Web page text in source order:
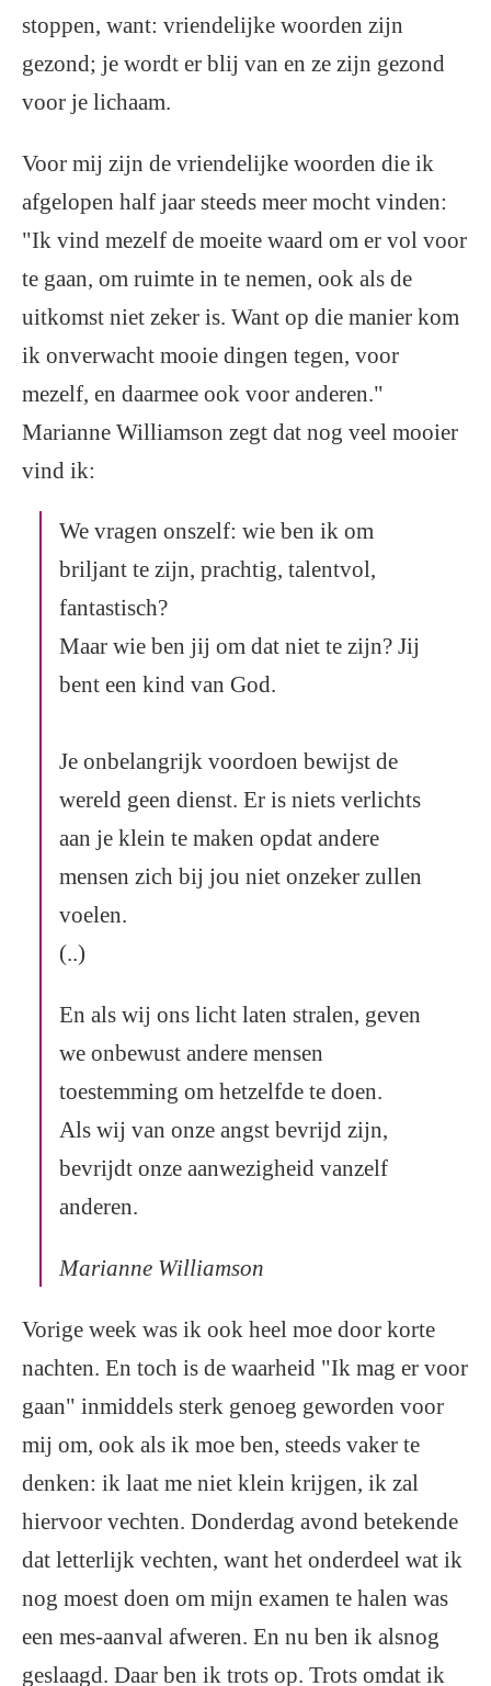
stoppen, want: vriendelijke woorden zijn
gezond; je wordt er blij van en ze zijn gezond
voor je lichaam.
Voor mij zijn de vriendelijke woorden die ik
afgelopen half jaar steeds meer mocht vinden:
"Ik vind mezelf de moeite waard om er vol voor
te gaan, om ruimte in te nemen, ook als de
uitkomst niet zeker is. Want op die manier kom
ik onverwacht mooie dingen tegen, voor
mezelf, en daarmee ook voor anderen."
Marianne Williamson zegt dat nog veel mooier
vind ik:
We vragen onszelf: wie ben ik om
briljant te zijn, prachtig, talentvol,
fantastisch?
Maar wie ben jij om dat niet te zijn? Jij
bent een kind van God.
Je onbelangrijk voordoen bewijst de
wereld geen dienst. Er is niets verlichts
aan je klein te maken opdat andere
mensen zich bij jou niet onzeker zullen
voelen.
(..)
En als wij ons licht laten stralen, geven
we onbewust andere mensen
toestemming om hetzelfde te doen.
Als wij van onze angst bevrijd zijn,
bevrijdt onze aanwezigheid vanzelf
anderen.
Marianne Williamson
Vorige week was ik ook heel moe door korte
nachten. En toch is de waarheid "Ik mag er voor
gaan" inmiddels sterk genoeg geworden voor
mij om, ook als ik moe ben, steeds vaker te
denken: ik laat me niet klein krijgen, ik zal
hiervoor vechten. Donderdag avond betekende
dat letterlijk vechten, want het onderdeel wat ik
nog moest doen om mijn examen te halen was
een mes-aanval afweren. En nu ben ik alsnog
geslaagd. Daar ben ik trots op. Trots omdat ik